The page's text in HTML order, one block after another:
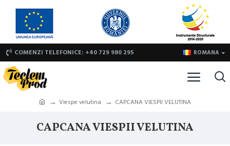
COMENZI TELEFONICE: +40 729 980 295 ROMANA
Viespe velutina CAPCANA VIESPII VELUTINA
CAPCANA VIESPII VELUTINA